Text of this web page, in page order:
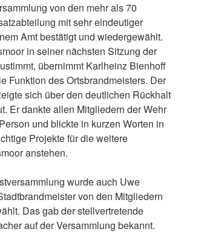
von den mehr als 70
mit sehr eindeutiger
Amt bestätigt und wiedergewählt.
in seiner nächsten Sitzung der
übernimmt Karlheinz Bienhoff
Funktion des Ortsbrandmeisters. Der
sich über den deutlichen Rückhalt
Er dankte allen Mitgliedern der Wehr
und blickte in kurzen Worten in
Projekte für die weitere
anstehen.
wurde auch Uwe
von den Mitgliedern
Das gab der stellvertretende
auf der Versammlung bekannt.